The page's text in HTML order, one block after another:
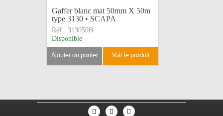
Gaffer blanc mat 50mm X 50m
type 3130 • SCAPA
Réf : 313050B
Disponible
ajouter au panier voir le produit